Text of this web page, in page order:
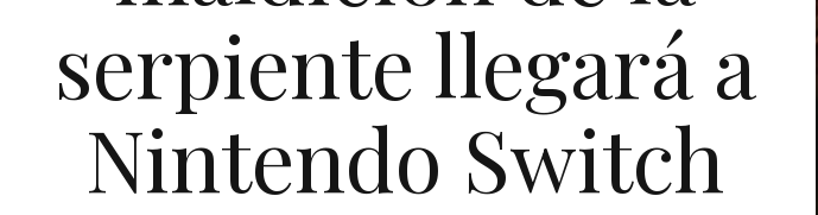
serpiente llegará a
Nintendo Switch